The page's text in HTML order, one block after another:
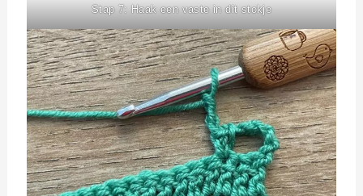
Stap 7: Haak een vaste in dit stokje